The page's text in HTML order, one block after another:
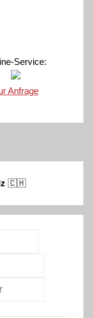
Service:
Anfrage
🇨🇭